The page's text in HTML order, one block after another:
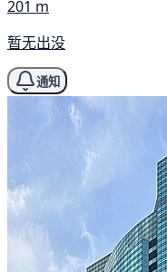
201 m
暂无出没
通知